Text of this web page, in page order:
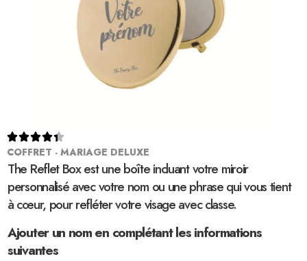

COFFRET - MARIAGE DELUXE
The Reflet Box est une boîte incluant votre miroir
personnalisé avec votre nom ou une phrase qui vous tient
à cœur, pour refléter votre visage avec classe.
Ajouter un nom en complétant les informations
suivantes